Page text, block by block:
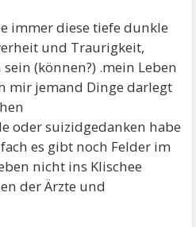
immer diese tiefe dunkle
und Traurigkeit,
(können?) .mein Leben
mir jemand Dinge darlegt
oder suizidgedanken habe
es gibt noch Felder im
nicht ins Klischee
der Ärzte und